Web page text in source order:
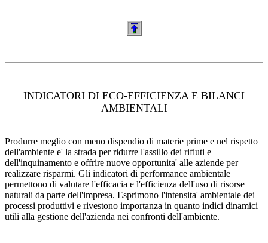
INDICATORI DI ECO-EFFICIENZA E BILANCI
AMBIENTALI
Produrre meglio con meno dispendio di materie prime e nel rispetto
dell'ambiente e' la strada per ridurre l'assillo dei rifiuti e
dell'inquinamento e offrire nuove opportunita' alle aziende per
realizzare risparmi. Gli indicatori di performance ambientale
permettono di valutare l'efficacia e l'efficienza dell'uso di risorse
naturali da parte dell'impresa. Esprimono l'intensita' ambientale dei
processi produttivi e rivestono importanza in quanto indici dinamici
utili alla gestione dell'azienda nei confronti dell'ambiente.